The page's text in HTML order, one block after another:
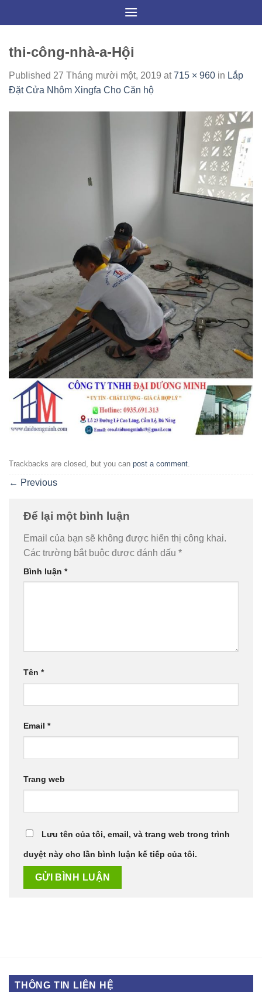
thi-công-nhà-a-Hội
Published 27 Tháng mười một, 2019 at715 × 960 in Lắp
Đặt Cửa Nhôm Xingfa Cho Căn hộ
Trackbacks are closed, but you can post a comment.
← Previous
Để lại một bình luận
Email của bạn sẽ không được hiển thị công khai.
Các trường bắt buộc được đánh dấu *
Bình luận *
Tên *
Email *
Trang web
Lưu tên của tôi, email, và trang web trong trình
duyệt này cho lần bình luận kế tiếp của tôi.
THÔNG TIN LIÊN HỆ